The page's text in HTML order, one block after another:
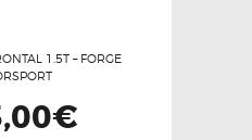
1.5T – FORGE
€